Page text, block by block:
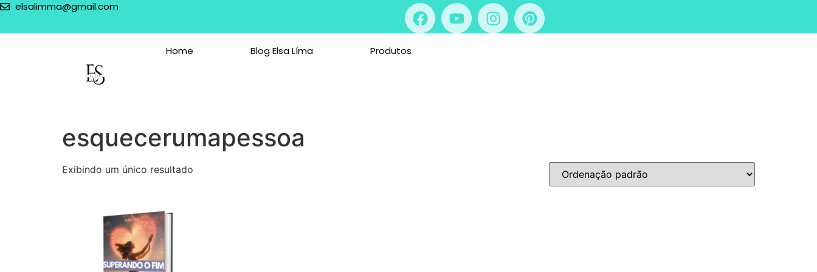
elsalimma@gmail.com
Home Blog Elsa Líma Produtos
esquecerumapessoa
Exibindo um único resultado